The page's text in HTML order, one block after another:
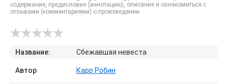
содержание, предисловие (аннотацию), описание и ознакомиться с
отзывами (комментариями) о произведении.
Название: Сбежавшая невеста
Автор Карр Робин